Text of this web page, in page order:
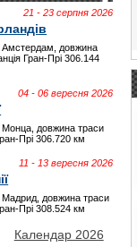
21 - 23 серпня 2026
Амстердам, довжина
Гран-Прі 306.144
04 - 06 вересня 2026
Монца, довжина траси
Прі 306.720 км
11 - 13 вересня 2026
Мадрид, довжина траси
Прі 308.524 км
Календар 2026